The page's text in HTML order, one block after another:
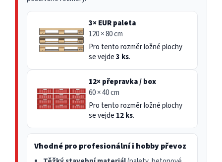
3× EUR paleta
120 × 80 cm
Pro tento rozměr ložné plochy
se vejde3 ks.
12× přepravka / box
60 × 40 cm
Pro tento rozměr ložné plochy
se vejde 12 ks.
Vhodné pro profesionální i hobby převoz